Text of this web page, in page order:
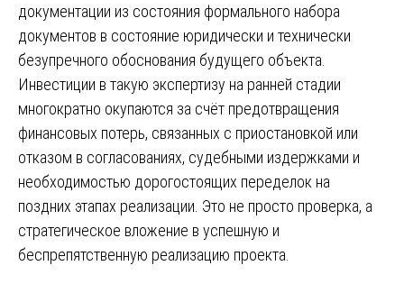
документации из состояния формального набора
документов в состояние юридически и технически
безупречного обоснования будущего объекта.
Инвестиции в такую экспертизу на ранней стадии
многократно окупаются за счёт предотвращения
финансовых потерь, связанных с приостановкой или
отказом в согласованиях, судебными издержками и
необходимостью дорогостоящих переделок на
поздних этапах реализации. Это не просто проверка, а
стратегическое вложение в успешную и
беспрепятственную реализацию проекта.